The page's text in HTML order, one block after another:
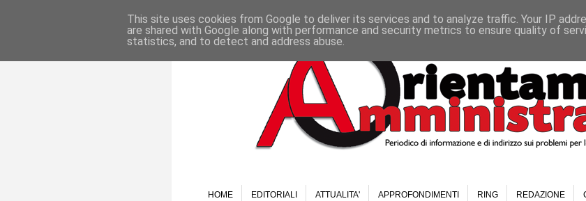
HOME EDITORIALI ATTUALITA' APPROFONDIMENTI RING REDAZIONE
This site uses cookies from Google to deliver its services and to analyze traffic. Your IP
are shared with Google along with performance and security metrics to ensure quality of
statistics, and to detect and address abuse.